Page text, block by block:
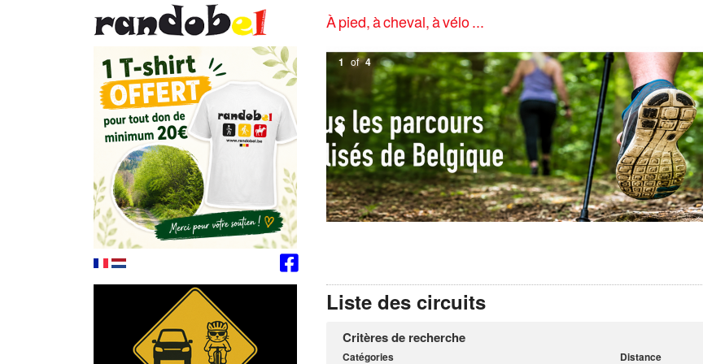
À pied, à cheval, à vélo ...
2 of 4
Liste des circuits
Critères de recherche
Catégories Distance